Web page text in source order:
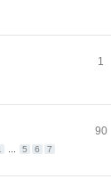
1
5 6 7
90